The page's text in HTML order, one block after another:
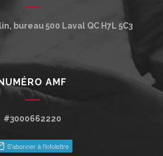
bureau 500 Laval QC H7L 5C3
AMF
#3000662220